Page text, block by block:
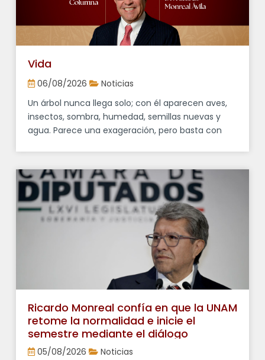
Vida
06/08/2026
Noticias
Un árbol nunca llega solo; con él aparecen aves,
insectos, sombra, humedad, semillas nuevas y
agua. Parece una exageración, pero basta con
desaparecen los árboles cambia mucho más que
el paisaje, pues se modifica también la vida de
quienes habitan en […]
Ricardo Monreal confía en que la UNAM
retome la normalidad e inicie el
semestre mediante el diálogo
05/08/2026
Noticias